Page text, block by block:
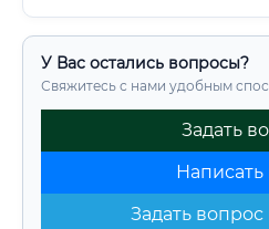
У Вас остались вопросы?
Свяжитесь с нами удобным
Задать
Написать
Задать